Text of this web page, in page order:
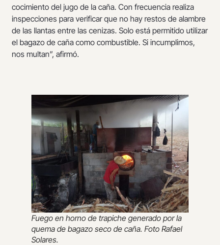
cocimiento del jugo de la caña. Con frecuencia realiza
inspecciones para verificar que no hay restos de alambre
de las llantas entre las cenizas. Solo está permitido utilizar
el bagazo de caña como combustible. Si incumplimos,
nos multan”, afirmó.
Fuego en horno de trapiche generado por la
quema de bagazo seco de caña. Foto Rafael
Solares.